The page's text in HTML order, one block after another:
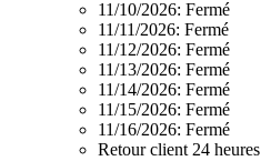
11/10/2026: Fermé
11/11/2026: Fermé
11/12/2026: Fermé
11/13/2026: Fermé
11/14/2026: Fermé
11/15/2026: Fermé
11/16/2026: Fermé
Retour client 24 heures